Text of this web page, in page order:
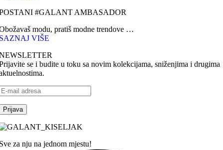
#GALANT AMBASADOR
modu, pratiš modne trendove …
VIŠE
se i budite u toku sa novim kolekcijama, sniženjima i drugima
za nju na jednom mjestu!